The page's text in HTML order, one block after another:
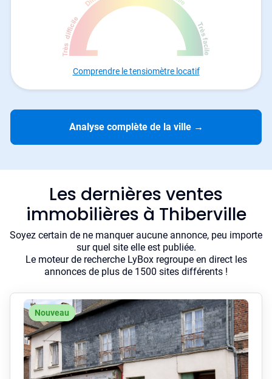
Comprendre le tensiomètre locatif
Analyse complète de la ville →
Les dernières ventes
immobilières à Thiberville
Soyez certain de ne manquer aucune annonce, peu importe
sur quel site elle est publiée.
Le moteur de recherche LyBox regroupe en direct les
annonces de plus de 1500 sites différents !
Nouveau